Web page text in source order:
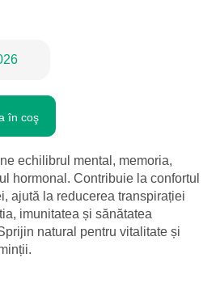
în coş
echilibrul mental, memoria,
hormonal. Contribuie la confortul
ajută la reducerea transpirației
imunitatea și sănătatea
natural pentru vitalitate și